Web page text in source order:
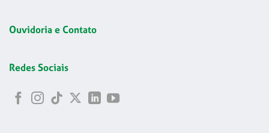
Ouvidoria e Contato
Redes Sociais